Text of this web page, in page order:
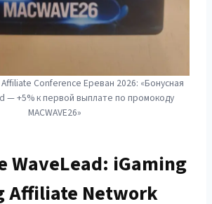
Affiliate Conference Ереван 2026: «Бонусная
— +5% к первой выплате по промокоду
MACWAVE26»
WaveLead: iGaming
Affiliate Network